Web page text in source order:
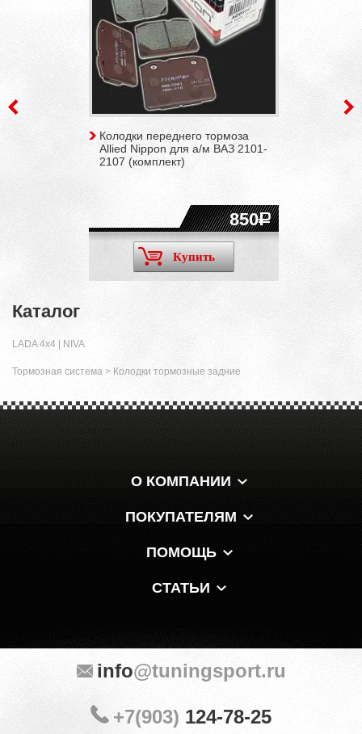
Колодки переднего тормоза
Allied Nippon для а/м ВАЗ 2101-
2107 (комплект)
850
Купить
Каталог
LADA 4x4 | NIVA
Тормозная система > Колодки тормозные задние
О КОМПАНИИ
ПОКУПАТЕЛЯМ
ПОМОЩЬ
СТАТЬИ
info@tuningsport.ru
+7(903) 124-78-25